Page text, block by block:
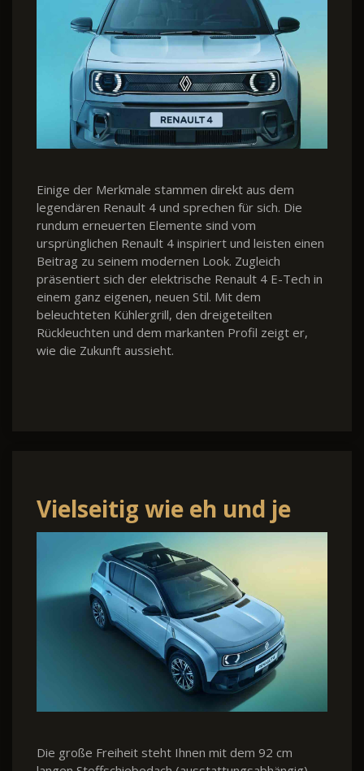
Einige der Merkmale stammen direkt aus dem
legendären Renault 4 und sprechen für sich. Die
rundum erneuerten Elemente sind vom
ursprünglichen Renault 4 inspiriert und leisten einen
Beitrag zu seinem modernen Look. Zugleich
präsentiert sich der elektrische Renault 4 E-Tech in
einem ganz eigenen, neuen Stil. Mit dem
beleuchteten Kühlergrill, den dreigeteilten
Rückleuchten und dem markanten Profil zeigt er,
wie die Zukunft aussieht.
Vielseitig wie eh und je
Die große Freiheit steht Ihnen mit dem 92 cm